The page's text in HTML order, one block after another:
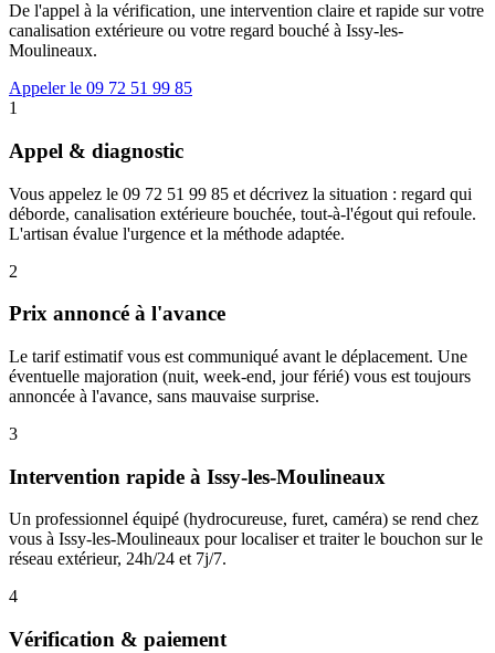
De l'appel à la vérification, une intervention claire et rapide sur votre
canalisation extérieure ou votre regard bouché à Issy-les-
Moulineaux.
Appeler le 09 72 51 99 85
1
Appel & diagnostic
Vous appelez le 09 72 51 99 85 et décrivez la situation : regard qui
déborde, canalisation extérieure bouchée, tout-à-l'égout qui refoule.
L'artisan évalue l'urgence et la méthode adaptée.
2
Prix annoncé à l'avance
Le tarif estimatif vous est communiqué avant le déplacement. Une
éventuelle majoration (nuit, week-end, jour férié) vous est toujours
annoncée à l'avance, sans mauvaise surprise.
3
Intervention rapide à Issy-les-Moulineaux
Un professionnel équipé (hydrocureuse, furet, caméra) se rend chez
vous à Issy-les-Moulineaux pour localiser et traiter le bouchon sur le
réseau extérieur, 24h/24 et 7j/7.
4
Vérification & paiement